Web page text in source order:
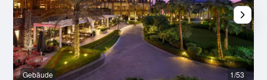
Gebäude 1/53